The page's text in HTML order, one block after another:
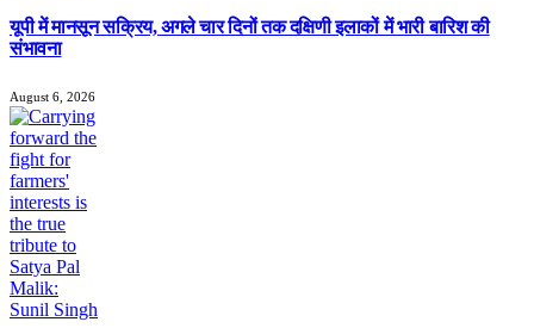
यूपी में मानसून सक्रिय, अगले चार दिनों तक दक्षिणी इलाकों में भारी बारिश की
संभावना
August 6, 2026